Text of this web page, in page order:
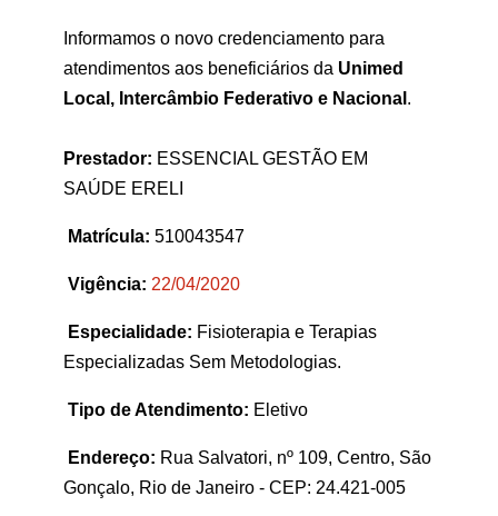
Informamos o novo credenciamento para
atendimentos aos beneficiários da Unimed
Local, Intercâmbio Federativo e Nacional .
Prestador: ESSENCIAL GESTÃO EM
SAÚDE ERELI
Matrícula: 510043547
Vigência: 22/04/2020
Especialidade: Fisioterapia e Terapias
Especializadas Sem Metodologias.
Tipo de Atendimento: Eletivo
Endereço: Rua Salvatori, nº 109, Centro, São
Gonçalo, Rio de Janeiro - CEP: 24.421-005